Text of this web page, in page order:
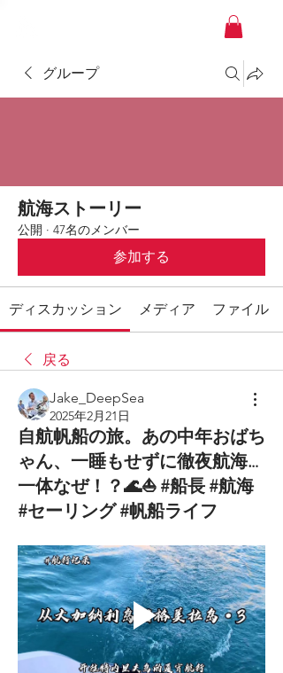
グループ
航海ストーリー
公開 · 47名のメンバー
参加する
ディスカッション メディア ファイル
戻る
Jake_DeepSea
2025年2月21日
自航帆船の旅。あの中年おばち
ゃん、一睡もせずに徹夜航海…
一体なぜ！？🌊⛵ #船長 #航海
#セーリング #帆船ライフ